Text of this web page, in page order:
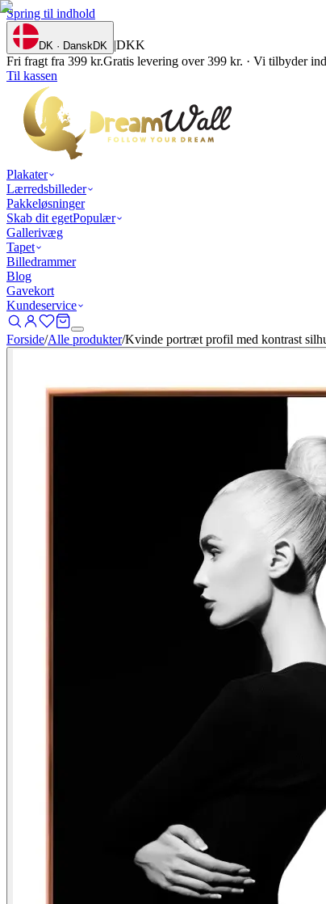
Spring til indhold
DK · DanskDK |DKK
Fri fragt fra 399 kr.Gratis levering over 399 kr. · Vi tilbyder
Til kassen
Plakater
Lærredsbilleder
Pakkeløsninger
Skab dit egetPopulær
Gallerivæg
Tapet
Billedrammer
Blog
Gavekort
Kundeservice
Forside/Alle produkter/Kvinde portræt profil med kontrast